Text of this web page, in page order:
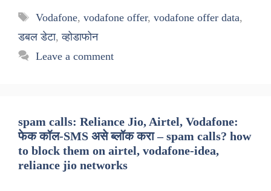
Tags
Vodafone, vodafone offer, vodafone offer data,
डबल डेटा,व्होडाफोन
Leave a comment
spam calls: Reliance Jio, Airtel, Vodafone:
फेक कॉल-SMS असे ब्लॉक करा – spam calls? how
to block them on airtel, vodafone-idea,
reliance jio networks